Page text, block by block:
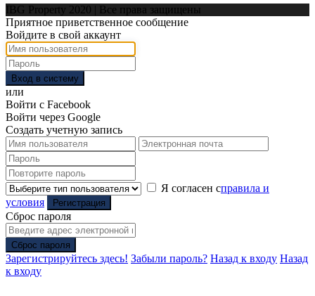
IBG Property 2020 | Все права защищены
Приятное приветственное сообщение
Войдите в свой аккаунт
Вход в систему
или
Войти с Facebook
Войти через Google
Создать учетную запись
Я согласен справила и
условия
Регистрация
Сброс пароля
Сброс пароля
Зарегистрируйтесь здесь! Забыли пароль? Назад к входу Назад
к входу